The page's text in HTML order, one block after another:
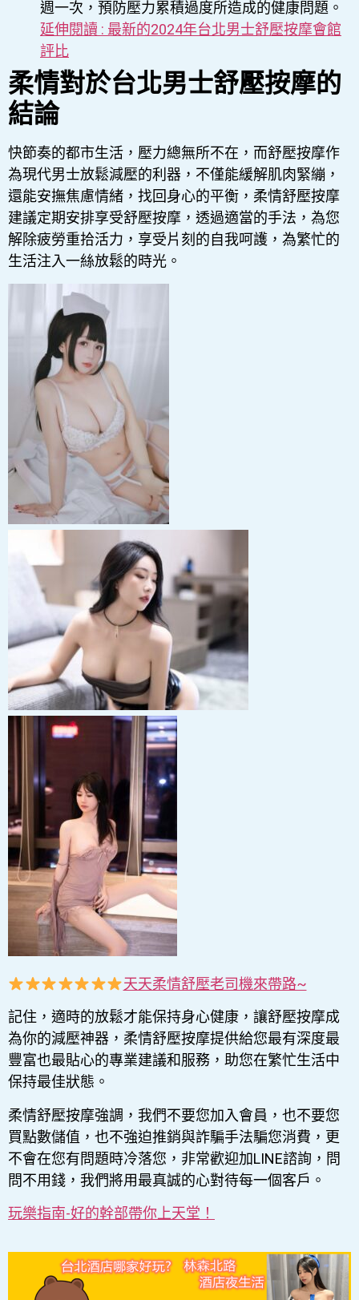
週一次，預防壓力累積過度所造成的健康問題。
延伸閱讀 : 最新的2024年台北男士舒壓按摩會館
評比
柔情對於台北男士舒壓按摩的
結論
快節奏的都市生活，壓力總無所不在，而舒壓按摩作
為現代男士放鬆減壓的利器，不僅能緩解肌肉緊繃，
還能安撫焦慮情緒，找回身心的平衡，柔情舒壓按摩
建議定期安排享受舒壓按摩，透過適當的手法，為您
解除疲勞重拾活力，享受片刻的自我呵護，為繁忙的
生活注入一絲放鬆的時光。
天天柔情舒壓老司機來帶路~
記住，適時的放鬆才能保持身心健康，讓舒壓按摩成
為你的減壓神器，柔情舒壓按摩提供給您最有深度最
豐富也最貼心的專業建議和服務，助您在繁忙生活中
保持最佳狀態。
柔情舒壓按摩強調，我們不要您加入會員，也不要您
買點數儲值，也不強迫推銷與詐騙手法騙您消費，更
不會在您有問題時冷落您，非常歡迎加LINE諮詢，問
問不用錢，我們將用最真誠的心對待每一個客戶。
玩樂指南-好的幹部帶你上天堂！